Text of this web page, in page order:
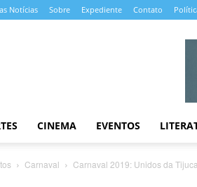
Notícias Sobre Expediente Contato
CINEMA EVENTOS
Carnaval Carnaval 2019: Unidos da